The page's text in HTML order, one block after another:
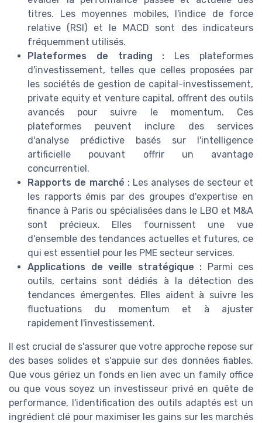
titres. Les moyennes mobiles, l'indice de force
relative (RSI) et le MACD sont des indicateurs
fréquemment utilisés.
Plateformes de trading : Les plateformes
d'investissement, telles que celles proposées par
les sociétés de gestion de capital-investissement,
private equity et venture capital, offrent des outils
avancés pour suivre le momentum. Ces
plateformes peuvent inclure des services
d'analyse prédictive basés sur l'intelligence
artificielle pouvant offrir un avantage
concurrentiel.
Rapports de marché :Les analyses de secteur et
les rapports émis par des groupes d'expertise en
finance à Paris ou spécialisées dans le LBO et M&A
sont précieux. Elles fournissent une vue
d'ensemble des tendances actuelles et futures, ce
qui est essentiel pour les PME secteur services.
Applications de veille stratégique : Parmi ces
outils, certains sont dédiés à la détection des
tendances émergentes. Elles aident à suivre les
fluctuations du momentum et à ajuster
rapidement l'investissement.
Il est crucial de s'assurer que votre approche repose sur
des bases solides et s'appuie sur des données fiables.
Que vous gériez un fonds en lien avec un family office
ou que vous soyez un investisseur privé en quête de
performance, l'identification des outils adaptés est un
ingrédient clé pour maximiser les gains sur les marchés